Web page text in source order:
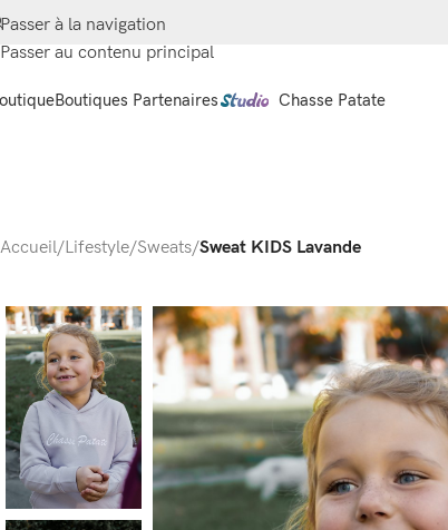
Passer à la navigation
Passer au contenu principal
Boutiques Partenaires Chasse Patate
Accueil/Lifestyle/Sweats/Sweat KIDS Lavande